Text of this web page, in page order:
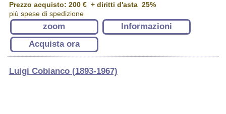
Prezzo acquisto: 200 €+ diritti d'asta 25%
più spese di spedizione
zoom
Informazioni
Acquista ora
Luigi Cobianco (1893-1967)